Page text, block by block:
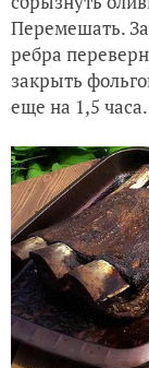
Перемешать.
ребра
закрыть
еще на 1,5 часа.